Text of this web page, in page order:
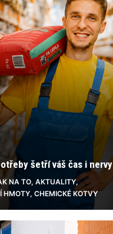
šetří váš čas i nervy
NA TO, AKTUALITY,
HMOTY, CHEMICKÉ KOTVY